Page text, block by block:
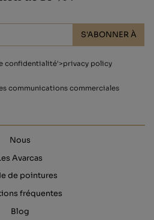
S'ABONNER À
confidentialité'>privacy policy
communications commerciales
Nous
Avarcas
de pointures
fréquentes
Blog